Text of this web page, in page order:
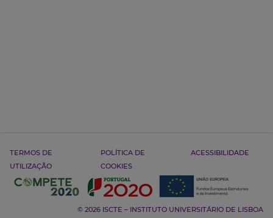
TERMOS DE
UTILIZAÇÃO
POLÍTICA DE
COOKIES
ACESSIBILIDADE
© 2026 ISCTE – INSTITUTO UNIVERSITÁRIO DE LISBOA